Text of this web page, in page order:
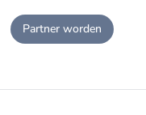
Partner worden